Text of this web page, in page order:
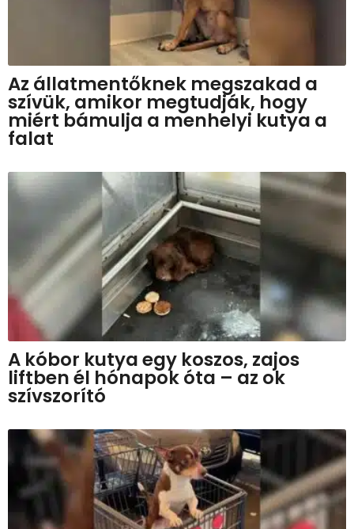
Az állatmentőknek megszakad a
szívük, amikor megtudják, hogy
miért bámulja a menhelyi kutya a
falat
A kóbor kutya egy koszos, zajos
liftben él hónapok óta – az ok
szívszorító